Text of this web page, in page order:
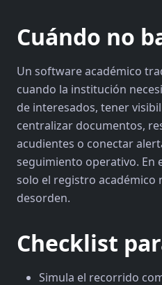
Cuándo no
Un software académico
cuando la institución
de interesados, tener
centralizar documentos,
acudientes o conectar
seguimiento operativo. En
solo el registro académico
desorden.
Checklist
Simula el recorrido